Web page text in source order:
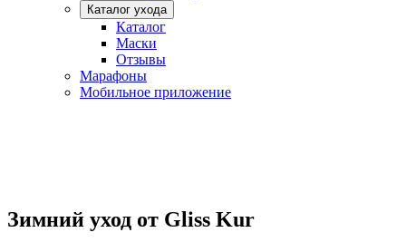
Каталог ухода
Каталог
Маски
Отзывы
Марафоны
Мобильное приложение
Зимний уход от Gliss Kur